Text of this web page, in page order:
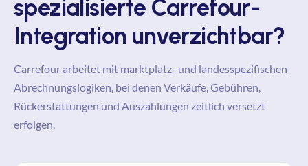
spezialisierte Carrefour-
Integration unverzichtbar?
Carrefour arbeitet mit marktplatz- und landesspezifischen
Abrechnungslogiken, bei denen Verkäufe, Gebühren,
Rückerstattungen und Auszahlungen zeitlich versetzt
erfolgen.